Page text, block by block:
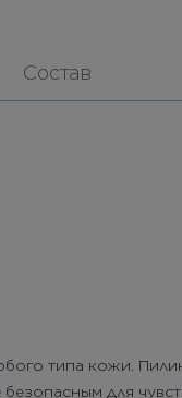
Состав
типа кожи.
для